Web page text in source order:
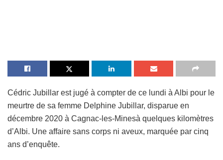
Cédric Jubillar est jugé à compter de ce lundi à Albi pour le
meurtre de sa femme Delphine Jubillar, disparue en
décembre 2020 à Cagnac-les-Minesà quelques kilomètres
d’Albi. Une affaire sans corps ni aveux, marquée par cinq
ans d’enquête.